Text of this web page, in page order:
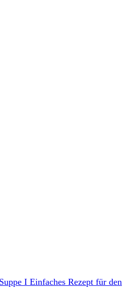
I Einfaches Rezept für den